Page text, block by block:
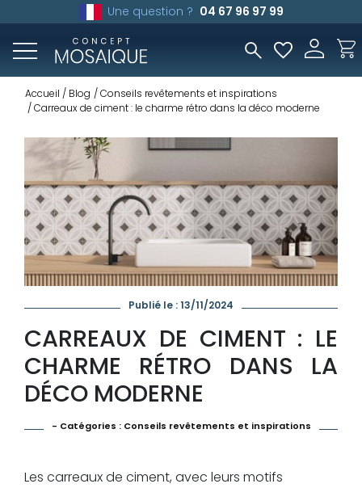
Une question ? 04 67 96 97 99
Accueil Blog
Conseils revêtements et inspirations
Carreaux de ciment : le charme rétro dans la déco moderne
Publié le : 13/11/2024
CARREAUX DE CIMENT : LE
CHARME RÉTRO DANS LA
DÉCO MODERNE
- Catégories : Conseils revêtements et inspirations
Les carreaux de ciment, avec leurs motifs